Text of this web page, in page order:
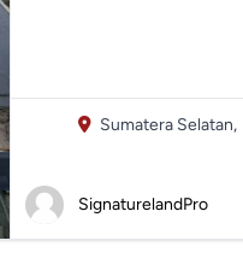
Sumatera Selatan,
SignaturelandPro